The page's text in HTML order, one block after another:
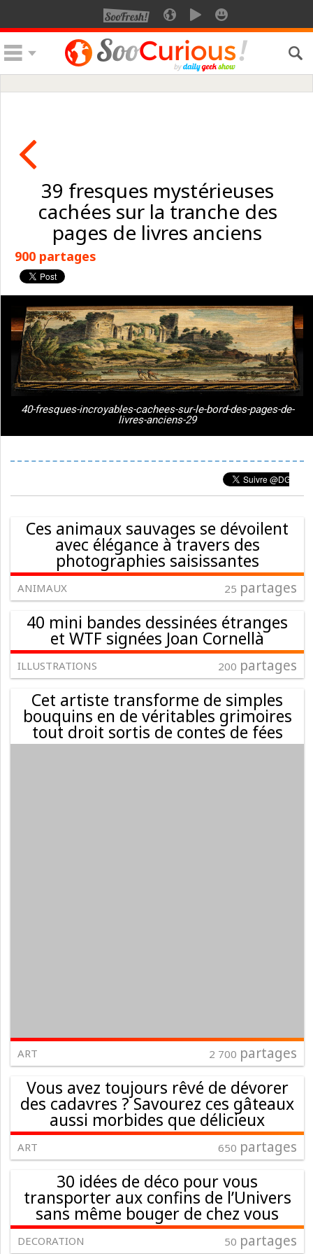
39 fresques mystérieuses
cachées sur la tranche des
pages de livres anciens
900 partages
40-fresques-incroyables-cachees-sur-le-bord-des-pages-de-
livres-anciens-29
Ces animaux sauvages se dévoilent
avec élégance à travers des
photographies saisissantes
ANIMAUX 25 partages
40 mini bandes dessinées étranges
et WTF signées Joan Cornellà
ILLUSTRATIONS 200 partages
Cet artiste transforme de simples
bouquins en de véritables grimoires
tout droit sortis de contes de fées
ART 2 700 partages
Vous avez toujours rêvé de dévorer
des cadavres ? Savourez ces gâteaux
aussi morbides que délicieux
ART 650 partages
30 idées de déco pour vous
transporter aux confins de l’Univers
sans même bouger de chez vous
DECORATION 50 partages